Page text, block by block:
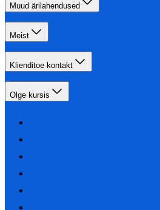
Muud ärilahendused
Meist
Klienditoe kontakt
Olge kursis